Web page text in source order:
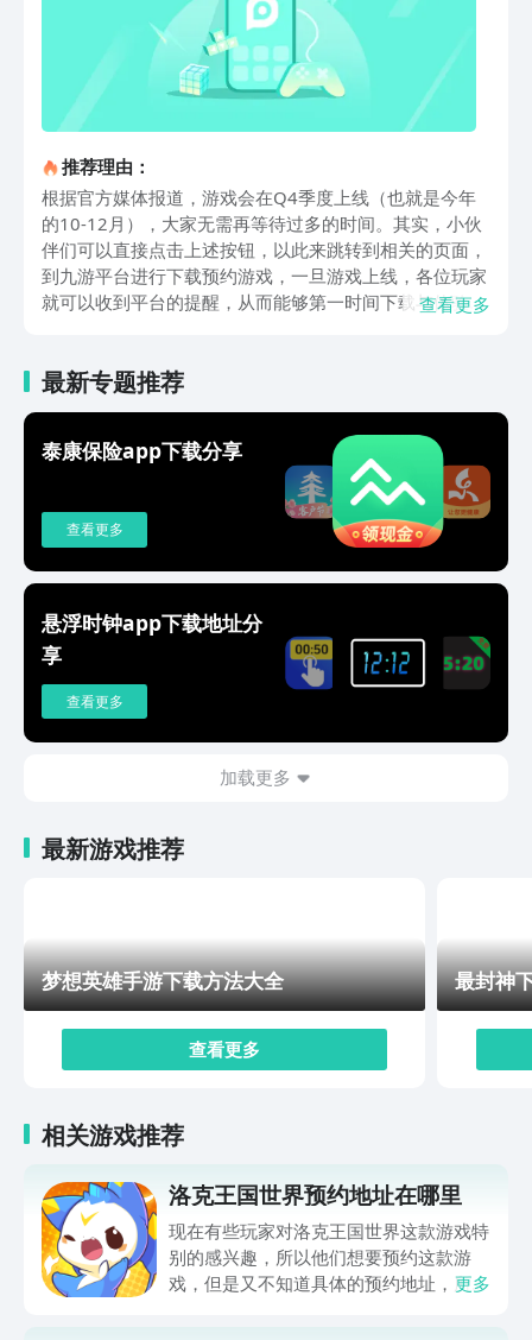
推荐理由：
根据官方媒体报道，游戏会在Q4季度上线（也就是今年
的10-12月），大家无需再等待过多的时间。其实，小伙
伴们可以直接点击上述按钮，以此来跳转到相关的页面，
到九游平台进行下载预约游戏，一旦游戏上线，各位玩家
就可以收到平台的提醒，从而能够第一时间下载与体验游
秘国度，感受其中的独特氛围。游戏的特色玩法之一是宠
物养成系统，玩家可以捕捉、培养和进化多种形态各异的
宠物，它们不仅是各位玩家的战斗伙伴，更是冒险旅程中
不可或缺的忠诚朋友。鉴于每种精灵都有着独特的技能和
属性，所以在培养的时候，就要设定专属方案，玩家可以
根据宠物的特性来设定专属的培养计划，小编是建议大家
多关注精灵天分这一方面，合理分配有限的资源。在不同
最大的战斗潜力。游戏里另一个十分吸引人的玩法就是王
国探索，这一国度中拥有着广阔的地图和丰富的探索内
容，从繁华的城镇到神秘的森林，从古老的遗迹到奇幻的
天空之城，每一处都有独特的风景和隐藏的秘密等待你去
发现。在探索过程中，你还可以完成各种任务，获取丰厚
的奖励，提升自己的实力。值得一提的是，游戏还提供了
丰富的社交互动功能，因此童鞋们就可以与来自世界各地
的玩家交流、组队，一起完成副本挑战，甚至可以结为好
在洛克王国世界下载预约渠道分享中，小编会为大家讲述
乐，对于喜欢冒险的小伙伴来讲，说不定可以在这里拥有
一个难忘的经历哦~
查看更多
最新专题推荐
泰康保险app下载分享
查看更多
悬浮时钟app下载地址分
享
查看更多
加载更多
最新游戏推荐
梦想英雄手游下载方法大全
查看更多
最封神
相关游戏推荐
洛克王国世界预约地址在哪里
现在有些玩家对洛克王国世界这款游戏特
别的感兴趣，所以他们想要预约这款游
戏，但是又不知道具体的预约地址，所以
更多